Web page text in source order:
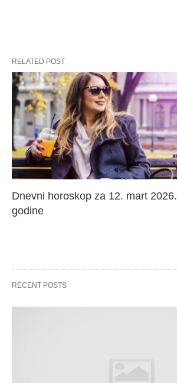
RELATED POST
Dnevni horoskop za 12. mart 2026.
godine
RECENT POSTS